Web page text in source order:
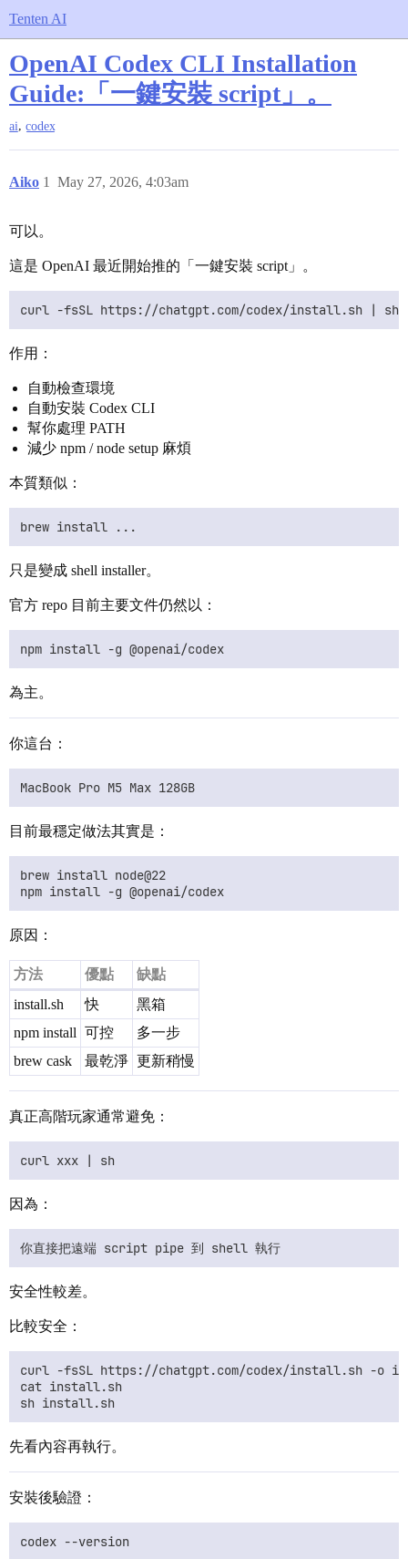
Tenten AI
OpenAI Codex CLI Installation
Guide:「一鍵安裝 script」。
ai, codex
Aiko May 27, 2026, 4:03am
1
可以。
這是 OpenAI 最近開始推的「一鍵安裝 script」。
作用：
自動檢查環境
自動安裝 Codex CLI
幫你處理 PATH
減少 npm / node setup 麻煩
本質類似：
只是變成 shell installer。
官方 repo 目前主要文件仍然以：
為主。
你這台：
目前最穩定做法其實是：
brew install node@22
原因：
方法 優點
缺點
install.sh
快
黑箱
npm install 可控
多一步
brew cask
最乾淨 更新稍慢
真正高階玩家通常避免：
因為：
安全性較差。
比較安全：
curl -fsSL https://chatgpt.com/codex/install.sh -o
cat install.sh
先看內容再執行。
安裝後驗證：